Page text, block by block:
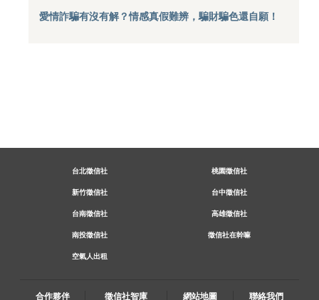
愛情詐騙有沒有解？情感真假難辨，騙財騙色還自願！
台北徵信社 桃園徵信社
新竹徵信社 台中徵信社
台南徵信社 高雄徵信社
南投徵信社 徵信社在幹嘛
空氣人出租
合作夥伴 徵信社智庫 網站地圖 聯絡我們